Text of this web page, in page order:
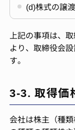
(d)株式の譲
上記の事項は、
より、取締役会
す。
3-3. 取得価
会社は株主（種